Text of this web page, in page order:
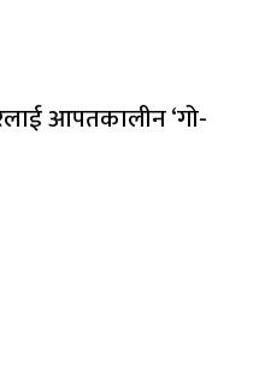
आपतकालीन ‘गो-